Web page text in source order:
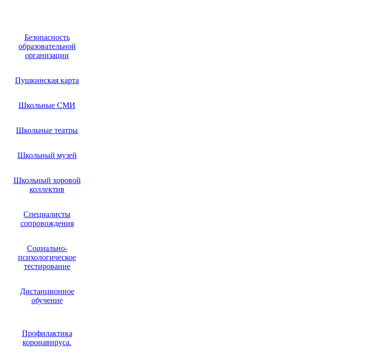
Безопасность
образовательной
организации
Пушкинская карта
Школьные СМИ
Школьные театры
Школьный музей
Школьный хоровой
коллектив
Специалисты
сопровождения
Социально-
психологическое
тестирование
Дистанционное
обучение
Профилактика
коронавируса.